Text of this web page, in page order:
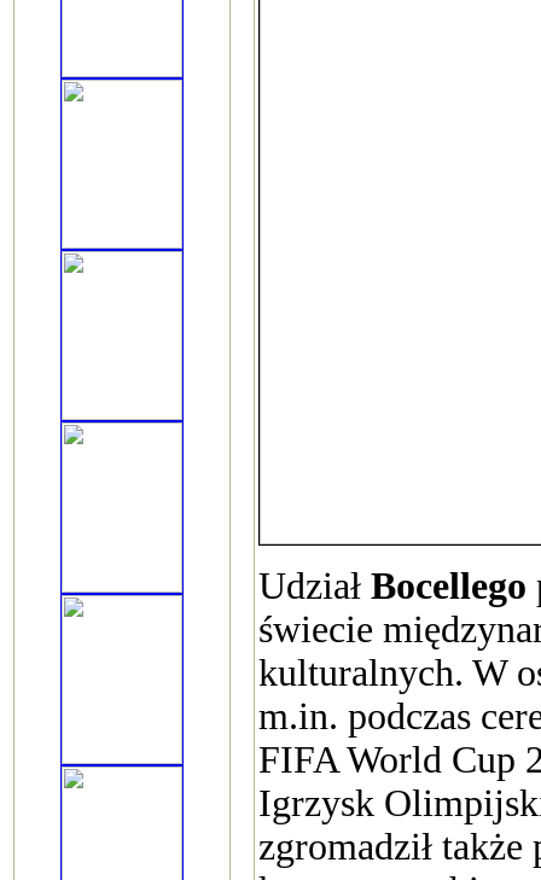
Udział Bocellego
świecie
kulturalnych. W
m.in. podczas
FIFA World Cup
Igrzysk
zgromadził także